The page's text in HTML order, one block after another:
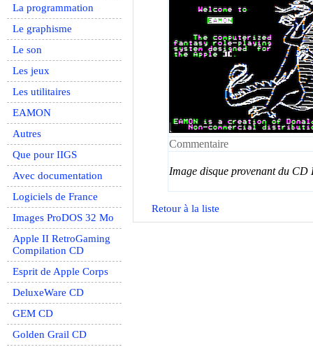
La programmation
Le graphisme
Le son
Les jeux
Les utilitaires
EAMON
Autres
Que pour IIGS
Avec documentation
Logiciels de France
Images ProDOS 32 Mo
Apple II RetroGaming
Compilation CD
Esprit de Apple Corps
DeluxeWare CD
GEM CD
Golden Grail CD
Commentaire
Image disque provenant du CD
Retour à la liste